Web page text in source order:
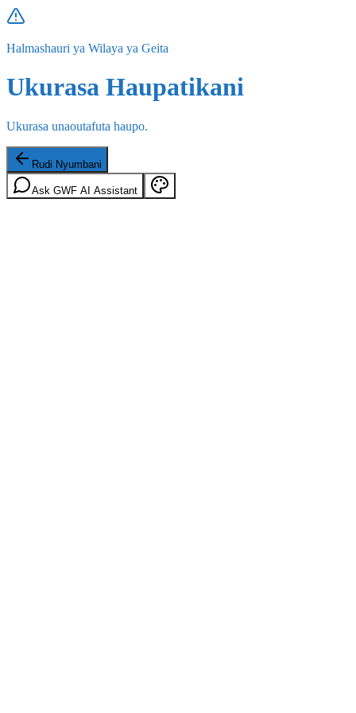
Halmashauri ya Wilaya ya Geita
Ukurasa Haupatikani
Ukurasa unaoutafuta haupo.
Rudi Nyumbani
Ask GWF AI Assistant